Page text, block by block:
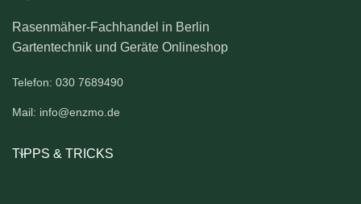
Rasenmäher-Fachhandel in Berlin
Gartentechnik und Geräte Onlineshop
Telefon: 030 7689490
Mail: info@enzmo.de
TIPPS & TRICKS